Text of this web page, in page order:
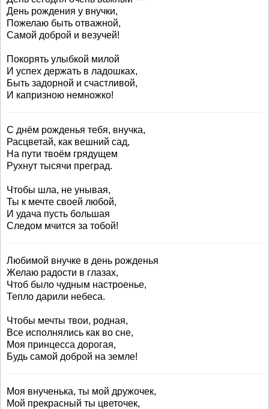
День рождения у внучки,
Пожелаю быть отважной,
Самой доброй и везучей!
Покорять улыбкой милой
И успех держать в ладошках,
Быть задорной и счастливой,
И капризною немножко!
С днём рожденья тебя, внучка,
Расцветай, как вешний сад,
На пути твоём грядущем
Рухнут тысячи преград.
Чтобы шла, не унывая,
Ты к мечте своей любой,
И удача пусть большая
Следом мчится за тобой!
Любимой внучке в день рожденья
Желаю радости в глазах,
Чтоб было чудным настроенье,
Тепло дарили небеса.
Чтобы мечты твои, родная,
Все исполнялись как во сне,
Моя принцесса дорогая,
Будь самой доброй на земле!
Моя внученька, ты мой дружочек,
Мой прекрасный ты цветочек,